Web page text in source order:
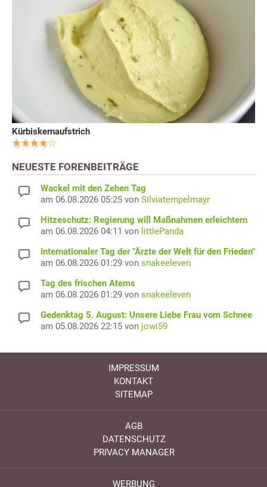
Kürbiskernaufstrich
NEUESTE FORENBEITRÄGE
Wackel mit den Zehen Tag
am 06.08.2026 05:25 von Silviatempelmayr
Hitzeschutz: Regierung will Maßnahmen erleichtern
am 06.08.2026 04:11 von littlePanda
Internationaler Tag der "Ärzte der Welt für den Frieden"
am 06.08.2026 01:29 von snakeeleven
Tag des frischen Atems
am 06.08.2026 01:29 von snakeeleven
Gedenktag 5. August: Unsere Liebe Frau vom Schnee
am 05.08.2026 22:15 von jowi59
IMPRESSUM
KONTAKT
SITEMAP
AGB
DATENSCHUTZ
PRIVACY MANAGER
WERBUNG